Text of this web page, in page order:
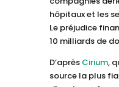
hôpitaux et les
Le préjudice
10 milliards de
D’après Cirium,
source la plus